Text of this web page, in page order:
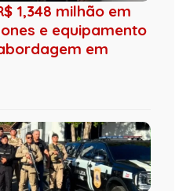
1,348 milhão em
e equipamento
em